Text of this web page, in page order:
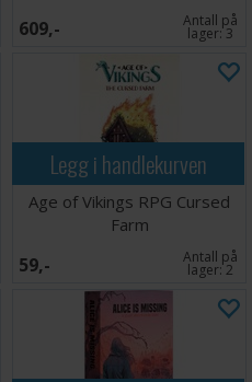
609,- Antall på
lager:3
Legg i handlekurven
Age of Vikings RPG Cursed
Farm
59,- Antall på
lager:2